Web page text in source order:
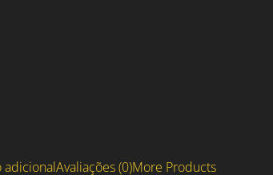
adicionalAvaliações (0)More Products